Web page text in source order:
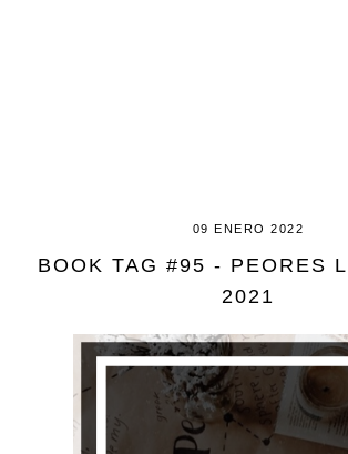
09 ENERO 2022
BOOK TAG #95 - PEORES
2021